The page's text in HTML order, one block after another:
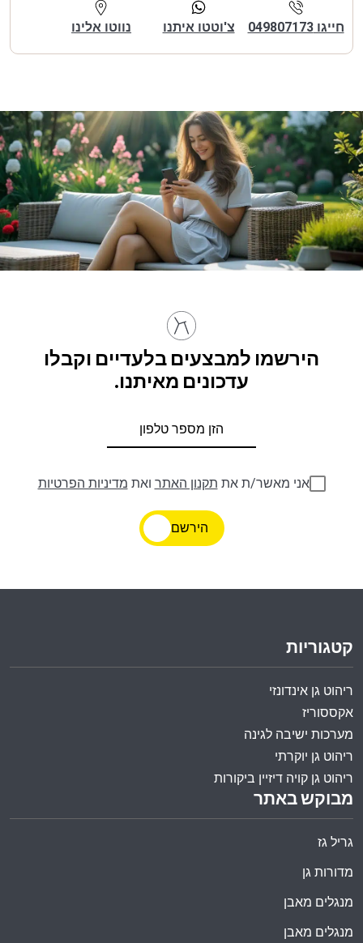
חייגו 049807173 צ'וטטו איתנו נווטו אלינו
הירשמו למבצעים בלעדיים וקבלו
עדכונים מאיתנו.
אני מאשר/ת את תקנון האתר ואת מדיניות הפרטיות
הירשם
מבוקש באתר
גריל גז
מדורות גן
מנגלים מאבן
מנגלים מאבן
קטגוריות
ריהוט גן אינדונזי
אקססוריז
מערכות ישיבה לגינה
ריהוט גן יוקרתי
ריהוט גן קויה דיזיין ביקורות